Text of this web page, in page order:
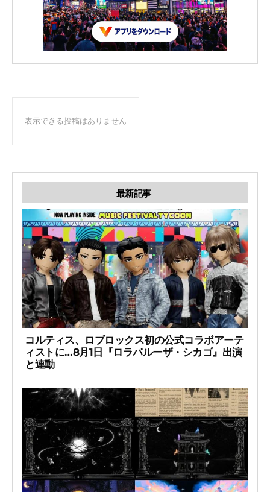
表示できる投稿はありません
最新記事
コルティス、ロブロックス初の公式コラボアーテ
ィストに…8月1日『ロラパルーザ・シカゴ』出演
と連動